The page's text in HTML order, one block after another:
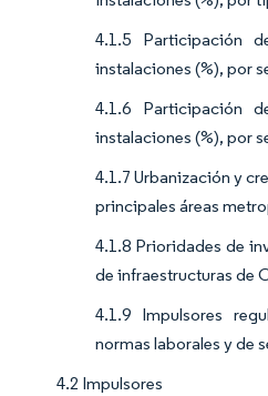
4.1.5 Participación
instalaciones (%), por
4.1.6 Participación
instalaciones (%), por
4.1.7 Urbanización y
principales áreas
4.1.8 Prioridades de
de infraestructuras de
4.1.9 Impulsores
normas laborales y de
4.2 Impulsores